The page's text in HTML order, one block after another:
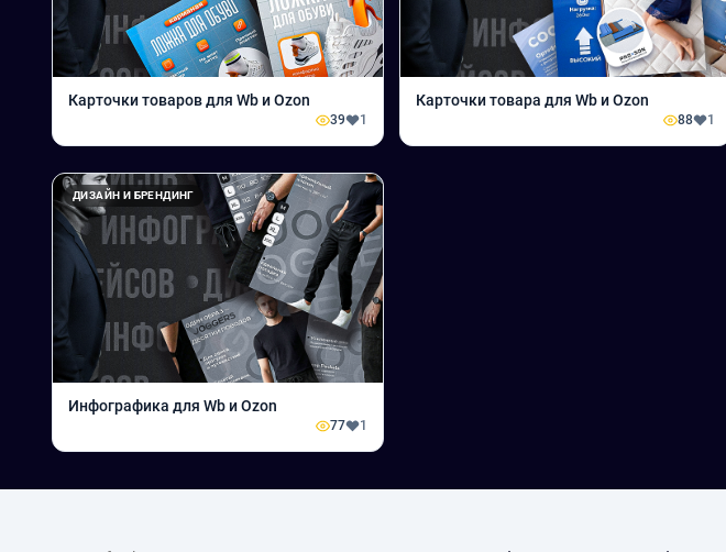
Карточки товаров для Wb и Ozon
39 1
Карточки товара для Wb и Ozon
88 1
ДИЗАЙН И БРЕНДИНГ
Инфографика для Wb и Ozon
77 1